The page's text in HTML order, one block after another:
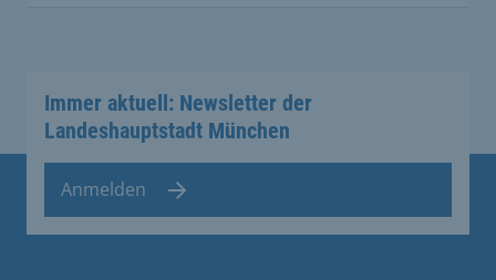
Immer aktuell: Newsletter der
Landeshauptstadt München
Anmelden